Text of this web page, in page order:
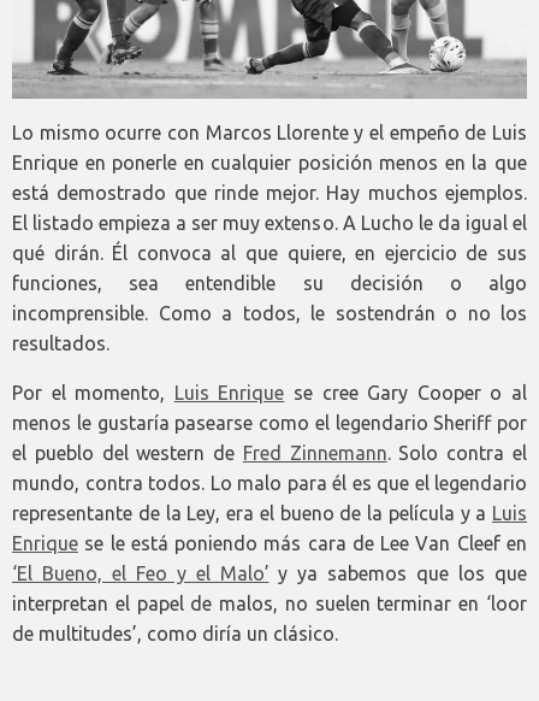
Lo mismo ocurre con Marcos Llorente y el empeño de Luis
Enrique en ponerle en cualquier posición menos en la que
está demostrado que rinde mejor. Hay muchos ejemplos.
El listado empieza a ser muy extenso. A Lucho le da igual el
qué dirán. Él convoca al que quiere, en ejercicio de sus
funciones, sea entendible su decisión o algo
incomprensible. Como a todos, le sostendrán o no los
resultados.
Por el momento, Luis Enrique se cree Gary Cooper o al
menos le gustaría pasearse como el legendario Sheriff por
el pueblo del western de Fred Zinnemann. Solo contra el
mundo, contra todos. Lo malo para él es que el legendario
representante de la Ley, era el bueno de la película y a Luis
Enrique se le está poniendo más cara de Lee Van Cleef en
‘El Bueno, el Feo y el Malo’ y ya sabemos que los que
interpretan el papel de malos, no suelen terminar en ‘loor
de multitudes’, como diría un clásico.